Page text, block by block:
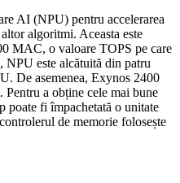
AI (NPU) pentru accelerarea
algoritmi. Aceasta este
MAC, o valoare TOPS pe care
NPU este alcătuită din patru
De asemenea, Exynos 2400
Pentru a obține cele mai bune
poate fi împachetată o unitate
de memorie folosește